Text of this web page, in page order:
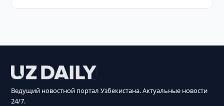
Ведущий новостной портал Узбекистана. Актуальные новости
24/7.